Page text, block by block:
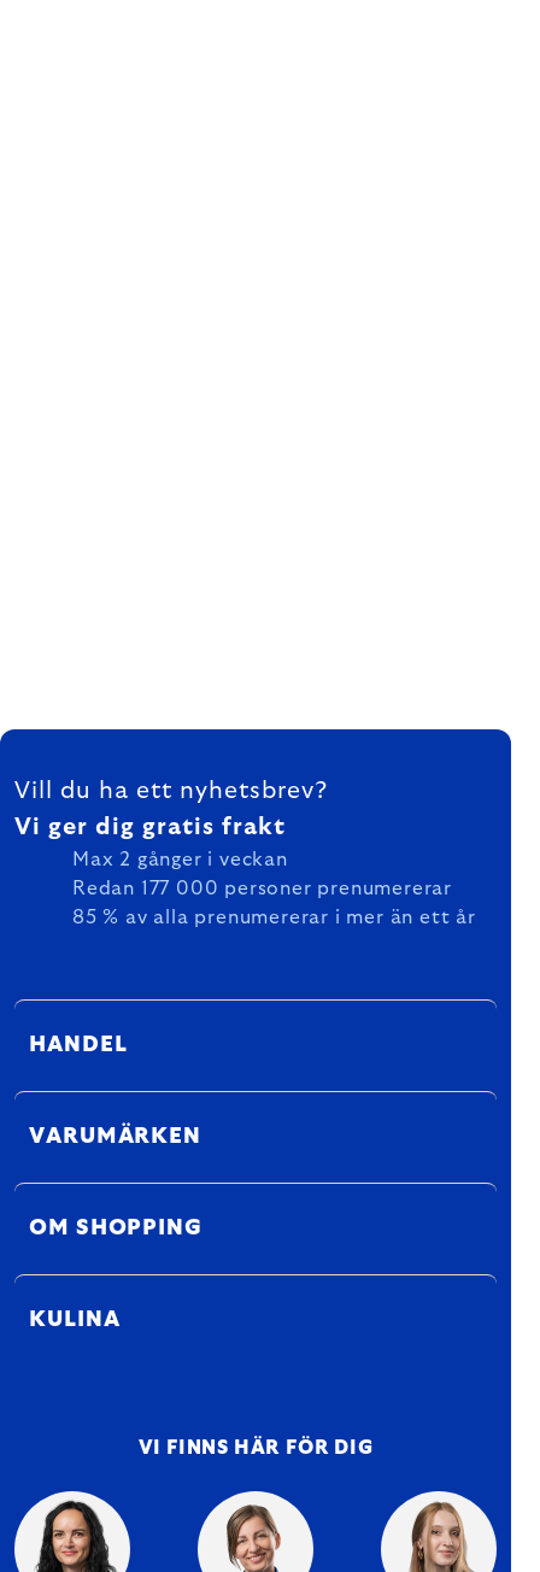
FOOTER
Vill du ha ett nyhetsbrev?
Vi ger dig gratis frakt
Max 2 gånger i veckan
Redan 177 000 personer prenumererar
85 % av alla prenumererar i mer än ett år
HANDEL
VARUMÄRKEN
OM SHOPPING
KULINA
VI FINNS HÄR FÖR DIG